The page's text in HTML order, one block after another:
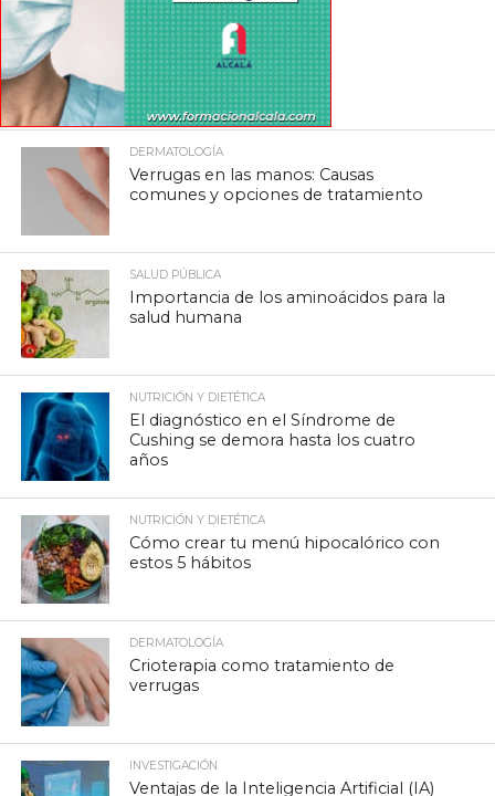
DERMATOLOGÍA
Verrugas en las manos: Causas
comunes y opciones de tratamiento
SALUD PÚBLICA
Importancia de los aminoácidos para la
salud humana
NUTRICIÓN Y DIETÉTICA
El diagnóstico en el Síndrome de
Cushing se demora hasta los cuatro
años
NUTRICIÓN Y DIETÉTICA
Cómo crear tu menú hipocalórico con
estos 5 hábitos
DERMATOLOGÍA
Crioterapia como tratamiento de
verrugas
INVESTIGACIÓN
Ventajas de la Inteligencia Artificial (IA)